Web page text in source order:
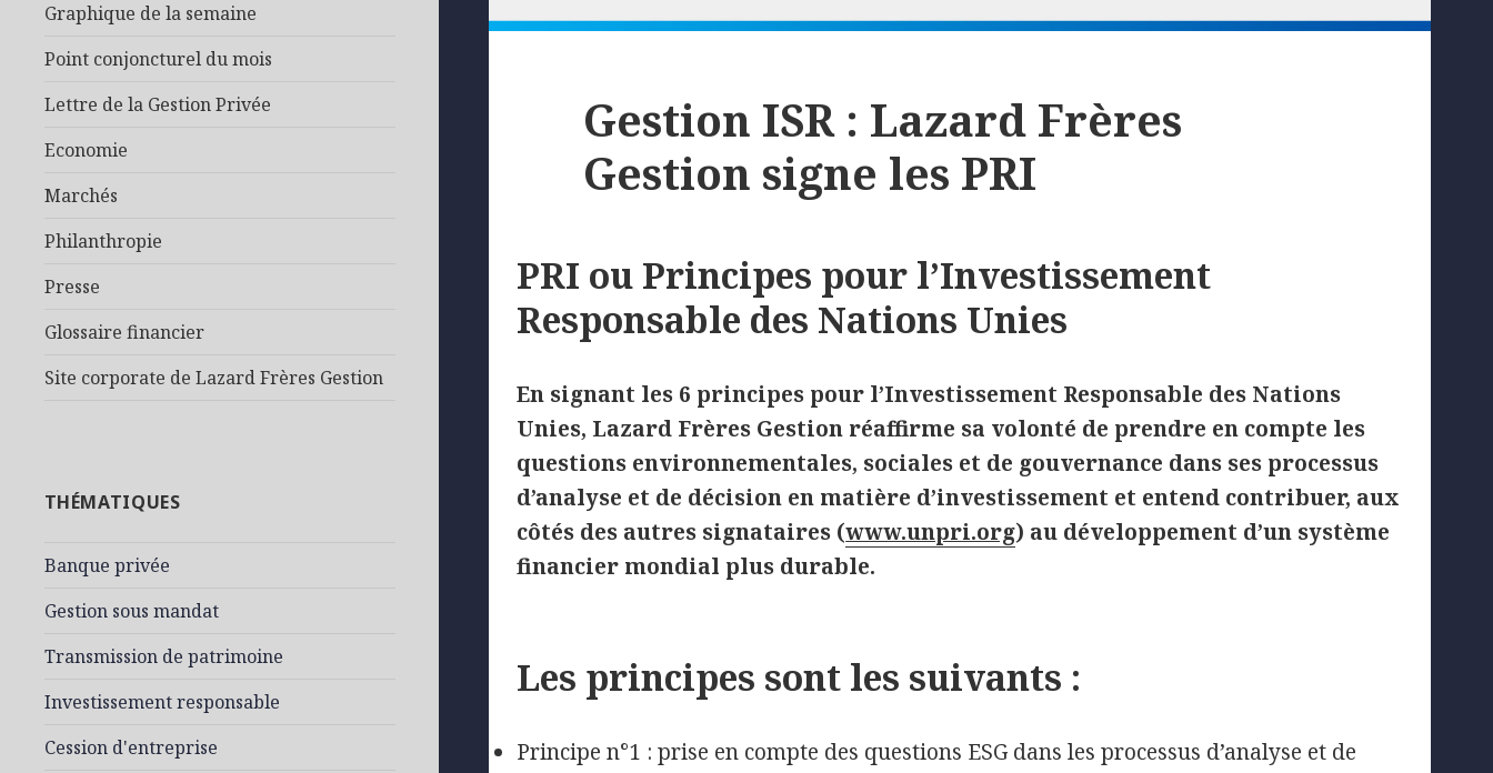
Graphique de la semaine
Point conjoncturel du mois
Lettre de la Gestion Privée
Economie
Marchés
Philanthropie
Presse
Glossaire financier
Site corporate de Lazard Frères Gestion
THÉMATIQUES
Banque privée
Gestion sous mandat
Transmission de patrimoine
Investissement responsable
Cession d'entreprise
Gestion ISR : Lazard Frères
Gestion signe les PRI
PRI ou Principes pour l’Investissement
Responsable des Nations Unies
En signant les 6 principes pour l’Investissement Responsable des Nations
Unies, Lazard Frères Gestion réaffirme sa volonté de prendre en compte les
questions environnementales, sociales et de gouvernance dans ses processus
d’analyse et de décision en matière d’investissement et entend contribuer, aux
côtés des autres signataires (www.unpri.org) au développement d’un système
financier mondial plus durable.
Les principes sont les suivants :
Principe n°1 : prise en compte des questions ESG dans les processus d’analyse et de